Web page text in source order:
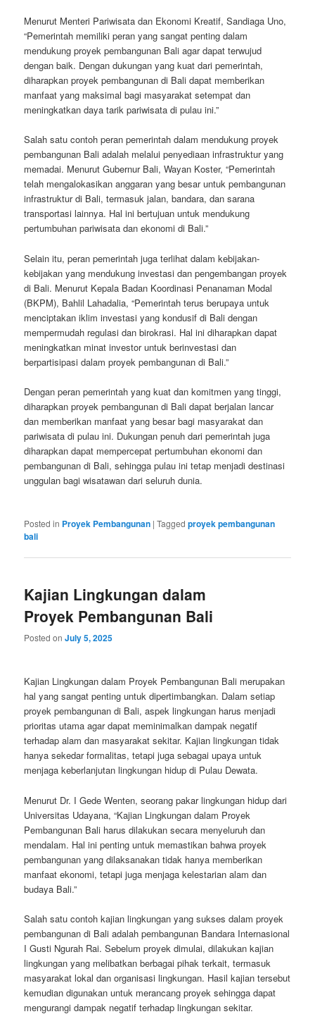
Menurut Menteri Pariwisata dan Ekonomi Kreatif, Sandiaga Uno,
“Pemerintah memiliki peran yang sangat penting dalam
mendukung proyek pembangunan Bali agar dapat terwujud
dengan baik. Dengan dukungan yang kuat dari pemerintah,
diharapkan proyek pembangunan di Bali dapat memberikan
manfaat yang maksimal bagi masyarakat setempat dan
meningkatkan daya tarik pariwisata di pulau ini.”
Salah satu contoh peran pemerintah dalam mendukung proyek
pembangunan Bali adalah melalui penyediaan infrastruktur yang
memadai. Menurut Gubernur Bali, Wayan Koster, “Pemerintah
telah mengalokasikan anggaran yang besar untuk pembangunan
infrastruktur di Bali, termasuk jalan, bandara, dan sarana
transportasi lainnya. Hal ini bertujuan untuk mendukung
pertumbuhan pariwisata dan ekonomi di Bali.”
Selain itu, peran pemerintah juga terlihat dalam kebijakan-
kebijakan yang mendukung investasi dan pengembangan proyek
di Bali. Menurut Kepala Badan Koordinasi Penanaman Modal
(BKPM), Bahlil Lahadalia, “Pemerintah terus berupaya untuk
menciptakan iklim investasi yang kondusif di Bali dengan
mempermudah regulasi dan birokrasi. Hal ini diharapkan dapat
meningkatkan minat investor untuk berinvestasi dan
berpartisipasi dalam proyek pembangunan di Bali.”
Dengan peran pemerintah yang kuat dan komitmen yang tinggi,
diharapkan proyek pembangunan di Bali dapat berjalan lancar
dan memberikan manfaat yang besar bagi masyarakat dan
pariwisata di pulau ini. Dukungan penuh dari pemerintah juga
diharapkan dapat mempercepat pertumbuhan ekonomi dan
pembangunan di Bali, sehingga pulau ini tetap menjadi destinasi
unggulan bagi wisatawan dari seluruh dunia.
Posted in Proyek Pembangunan |Tagged proyek pembangunan
bali
Kajian Lingkungan dalam
Proyek Pembangunan Bali
Posted onJuly 5, 2025
Kajian Lingkungan dalam Proyek Pembangunan Bali merupakan
hal yang sangat penting untuk dipertimbangkan. Dalam setiap
proyek pembangunan di Bali, aspek lingkungan harus menjadi
prioritas utama agar dapat meminimalkan dampak negatif
terhadap alam dan masyarakat sekitar. Kajian lingkungan tidak
hanya sekedar formalitas, tetapi juga sebagai upaya untuk
menjaga keberlanjutan lingkungan hidup di Pulau Dewata.
Menurut Dr. I Gede Wenten, seorang pakar lingkungan hidup dari
Universitas Udayana, “Kajian Lingkungan dalam Proyek
Pembangunan Bali harus dilakukan secara menyeluruh dan
mendalam. Hal ini penting untuk memastikan bahwa proyek
pembangunan yang dilaksanakan tidak hanya memberikan
manfaat ekonomi, tetapi juga menjaga kelestarian alam dan
budaya Bali.”
Salah satu contoh kajian lingkungan yang sukses dalam proyek
pembangunan di Bali adalah pembangunan Bandara Internasional
I Gusti Ngurah Rai. Sebelum proyek dimulai, dilakukan kajian
lingkungan yang melibatkan berbagai pihak terkait, termasuk
masyarakat lokal dan organisasi lingkungan. Hasil kajian tersebut
kemudian digunakan untuk merancang proyek sehingga dapat
mengurangi dampak negatif terhadap lingkungan sekitar.